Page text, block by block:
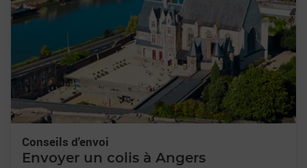
Conseils d'envoi
Envoyer un colis à Angers